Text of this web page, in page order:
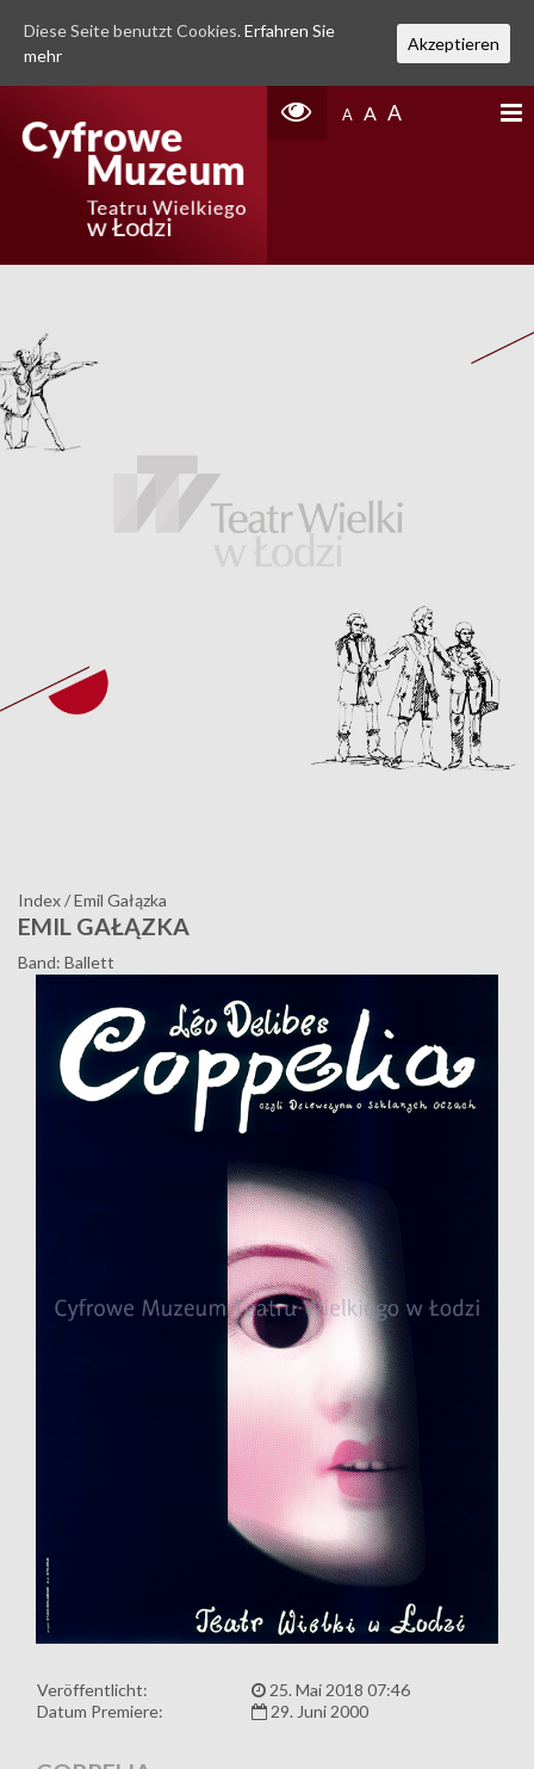
A A A
Index/Emil Gałązka
EMIL GAŁĄZKA
Band: Ballett
Veröffentlicht:
25. Mai 2018 07:46
Datum Premiere:
29. Juni 2000
Diese Seite benutzt Cookies. Erfahren Sie
mehr
Akzeptieren